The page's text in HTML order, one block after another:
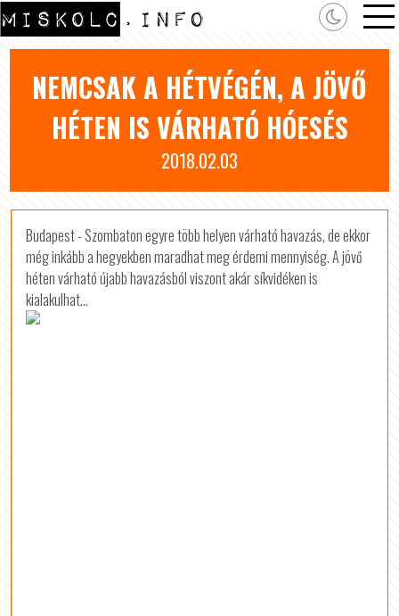
NEMCSAK A HÉTVÉGÉN, A JÖVŐ
HÉTEN IS VÁRHATÓ HÓESÉS
2018.02.03
Budapest - Szombaton egyre több helyen várható havazás, de ekkor
még inkább a hegyekben maradhat meg érdemi mennyiség. A jövő
héten várható újabb havazásból viszont akár síkvidéken is
kialakulhat...